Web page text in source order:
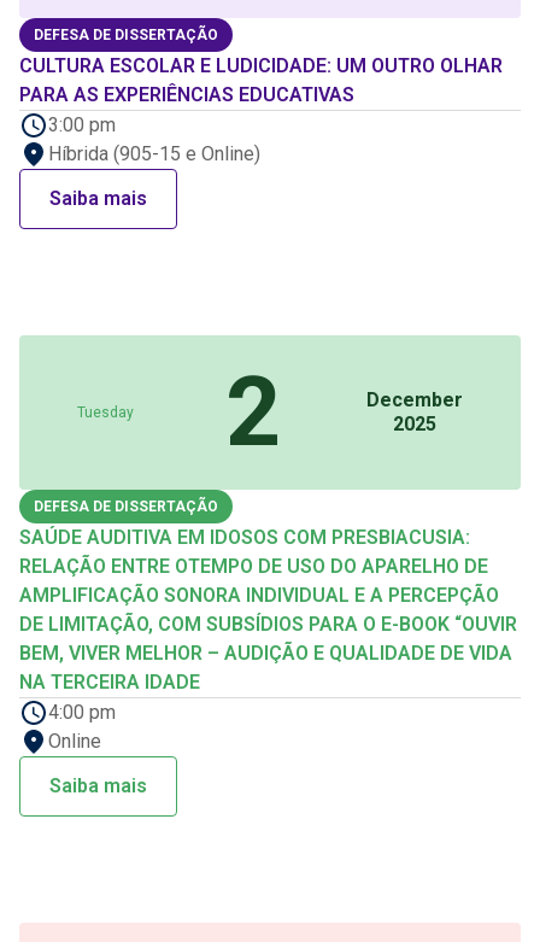
DEFESA DE DISSERTAÇÃO
CULTURA ESCOLAR E LUDICIDADE: UM OUTRO OLHAR
PARA AS EXPERIÊNCIAS EDUCATIVAS
3:00 pm
Híbrida (905-15 e Online)
Saiba mais
Tuesday 2
December
2025
DEFESA DE DISSERTAÇÃO
SAÚDE AUDITIVA EM IDOSOS COM PRESBIACUSIA:
RELAÇÃO ENTRE OTEMPO DE USO DO APARELHO DE
AMPLIFICAÇÃO SONORA INDIVIDUAL E A PERCEPÇÃO
DE LIMITAÇÃO, COM SUBSÍDIOS PARA O E-BOOK “OUVIR
BEM, VIVER MELHOR – AUDIÇÃO E QUALIDADE DE VIDA
NA TERCEIRA IDADE
4:00 pm
Online
Saiba mais